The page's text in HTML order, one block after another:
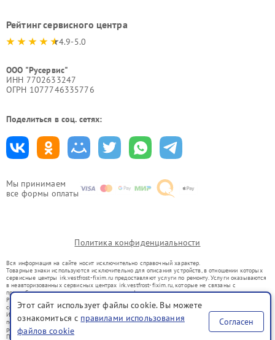
Мы принимаем
все формы оплаты
Рейтинг сервисного центра
4.9-5.0
ООО "Русервис"
ИНН 7702633247
ОГРН 1077746335776
Поделиться в соц. сетях:
Политика конфиденциальности
Вся информация на сайте носит исключительно справочный характер.
Товарные знаки используются исключительно для описания устройств, в отношении которых
сервисные центры irk.vestfrost-fixim.ru предоставляют услуги по ремонту. Услуги оказываются
в неавторизованных сервисных центрах irk.vestfrost-fixim.ru, которые не связаны с
правообладателями товарных знаков или их официальными представителями.
Ремонт осуществляется для устройств, уже введенных в гражданский оборот в соответствии
со статьей 1487 ГК РФ.
Использование товарных знаков не преследует цели индивидуализации услуг или введения
потребителей в заблуждение, а служит для информирования о предоставляемых услугах по
ремонту техники указанных брендов.
Представленная на сайте информация не является публичной офертой, определяемой
Этот сайт использует файлы cookie. Вы можете
ознакомиться с правилами использования
файлов cookie
Согласен